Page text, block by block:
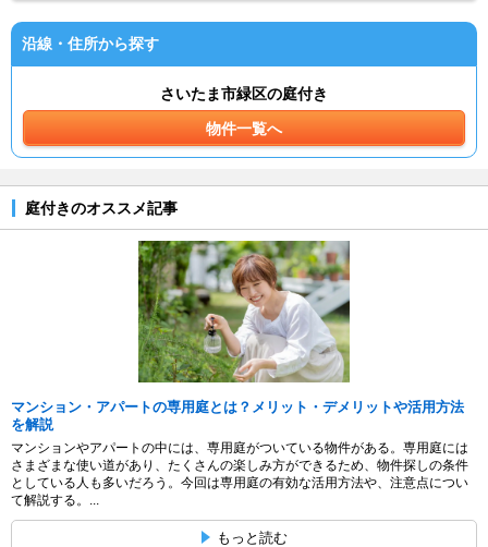
沿線・住所から探す
さいたま市緑区の庭付き
物件一覧へ
庭付きのオススメ記事
マンション・アパートの専用庭とは？メリット・デメリットや活用方法
を解説
マンションやアパートの中には、専用庭がついている物件がある。専用庭には
さまざまな使い道があり、たくさんの楽しみ方ができるため、物件探しの条件
としている人も多いだろう。今回は専用庭の有効な活用方法や、注意点につい
て解説する。...
もっと読む